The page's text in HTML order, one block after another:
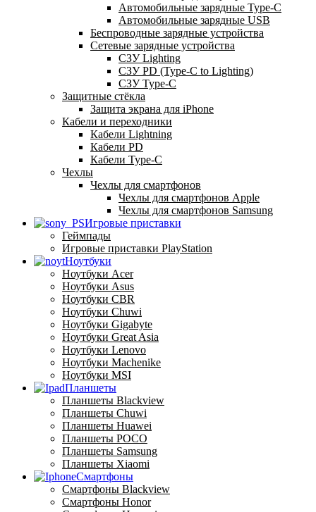
Автомобильные зарядные Type-C
Автомобильные зарядные USB
Беспроводные зарядные устройства
Сетевые зарядные устройства
СЗУ Lighting
СЗУ PD (Type-C to Lighting)
СЗУ Type-C
Защитные стёкла
Защита экрана для iPhone
Кабели и переходники
Кабели Lightning
Кабели PD
Кабели Type-C
Чехлы
Чехлы для смартфонов
Чехлы для смартфонов Apple
Чехлы для смартфонов Samsung
Игровые приставки
Геймпады
Игровые приставки PlayStation
Ноутбуки
Ноутбуки Acer
Ноутбуки Asus
Ноутбуки CBR
Ноутбуки Chuwi
Ноутбуки Gigabyte
Ноутбуки Great Asia
Ноутбуки Lenovo
Ноутбуки Machenike
Ноутбуки MSI
Планшеты
Планшеты Blackview
Планшеты Chuwi
Планшеты Huawei
Планшеты POCO
Планшеты Samsung
Планшеты Xiaomi
Смартфоны
Смартфоны Blackview
Смартфоны Honor